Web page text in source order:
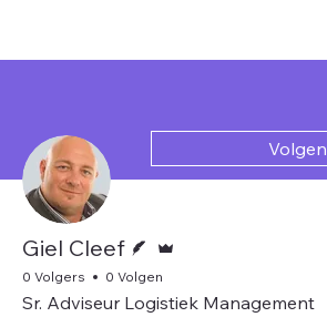
Volgen
Giel Cleef
0 Volgers 0 Volgen
Sr. Adviseur Logistiek Management